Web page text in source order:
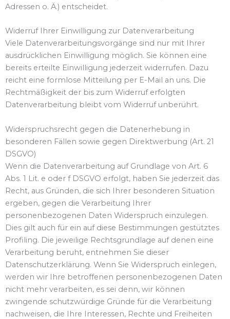
Adressen o. Ä.) entscheidet.
Widerruf Ihrer Einwilligung zur Datenverarbeitung
Viele Datenverarbeitungsvorgänge sind nur mit Ihrer
ausdrücklichen Einwilligung möglich. Sie können eine
bereits erteilte Einwilligung jederzeit widerrufen. Dazu
reicht eine formlose Mitteilung per E-Mail an uns. Die
Rechtmäßigkeit der bis zum Widerruf erfolgten
Datenverarbeitung bleibt vom Widerruf unberührt.
Widerspruchsrecht gegen die Datenerhebung in
besonderen Fällen sowie gegen Direktwerbung (Art. 21
DSGVO)
Wenn die Datenverarbeitung auf Grundlage von Art. 6
Abs. 1 Lit. e oder f DSGVO erfolgt, haben Sie jederzeit das
Recht, aus Gründen, die sich Ihrer besonderen Situation
ergeben, gegen die Verarbeitung Ihrer
personenbezogenen Daten Widerspruch einzulegen.
Dies gilt auch für ein auf diese Bestimmungen gestütztes
Profiling. Die jeweilige Rechtsgrundlage auf denen eine
Verarbeitung beruht, entnehmen Sie dieser
Datenschutzerklärung. Wenn Sie Widerspruch einlegen,
werden wir Ihre betroffenen personenbezogenen Daten
nicht mehr verarbeiten, es sei denn, wir können
zwingende schutzwürdige Gründe für die Verarbeitung
nachweisen, die Ihre Interessen, Rechte und Freiheiten